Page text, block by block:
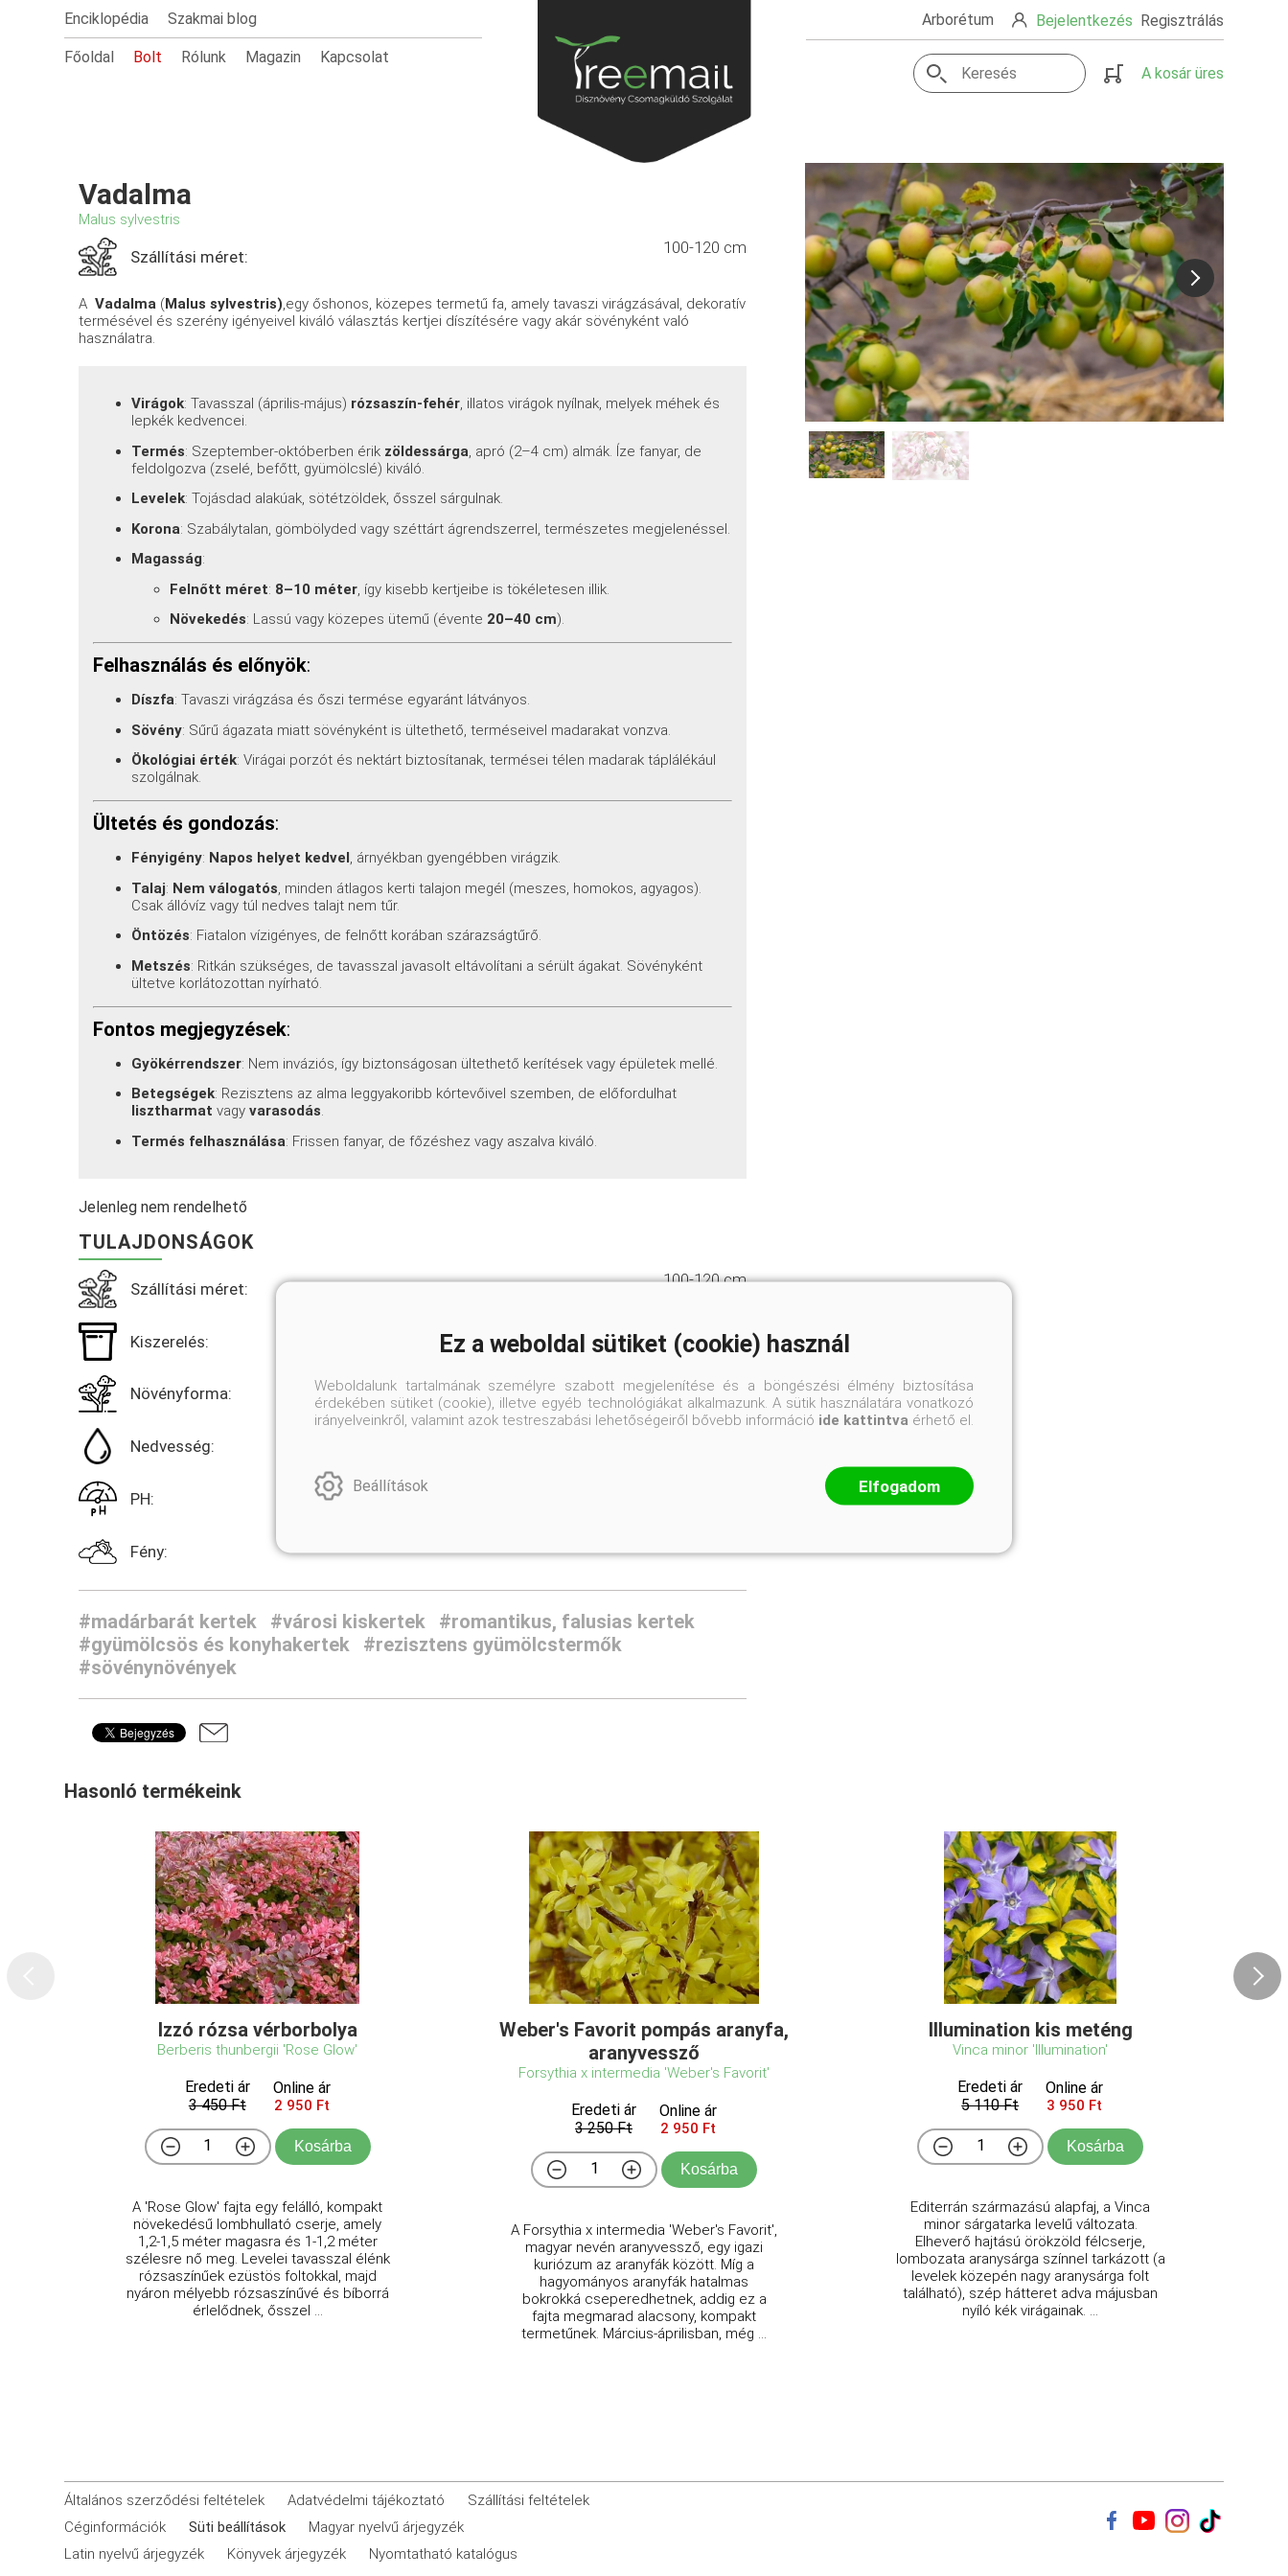
Enciklopédia Szakmai blog
Főoldal Bolt Rólunk Magazin Kapcsolat
Arborétum Bejelentkezés Regisztrálás
A kosár üres
Vadalma
Malus sylvestris
Szállítási méret: 100-120 cm
A Vadalma (Malus sylvestris),egy őshonos, közepes termetű fa, amely tavaszi virágzásával, dekoratív
termésével és szerény igényeivel kiváló választás kertjei díszítésére vagy akár sövényként való
használatra.
Virágok: Tavasszal (április-május) rózsaszín-fehér, illatos virágok nyílnak, melyek méhek és
lepkék kedvencei.
Termés: Szeptember-októberben érik zöldessárga , apró (2–4 cm) almák. Íze fanyar, de
feldolgozva (zselé, befőtt, gyümölcslé) kiváló.
Levelek: Tojásdad alakúak, sötétzöldek, ősszel sárgulnak.
Korona: Szabálytalan, gömbölyded vagy széttárt ágrendszerrel, természetes megjelenéssel.
Magasság:
Felnőtt méret: 8–10 méter , így kisebb kertjeibe is tökéletesen illik.
Növekedés: Lassú vagy közepes ütemű (évente 20–40 cm).
Felhasználás és előnyök:
Díszfa: Tavaszi virágzása és őszi termése egyaránt látványos.
Sövény: Sűrű ágazata miatt sövényként is ültethető, terméseivel madarakat vonzva.
Ökológiai érték: Virágai porzót és nektárt biztosítanak, termései télen madarak táplálékául
szolgálnak.
Ültetés és gondozás:
Fényigény: Napos helyet kedvel, árnyékban gyengébben virágzik.
Talaj: Nem válogatós , minden átlagos kerti talajon megél (meszes, homokos, agyagos).
Csak állóvíz vagy túl nedves talajt nem tűr.
Öntözés: Fiatalon vízigényes, de felnőtt korában szárazságtűrő.
Metszés: Ritkán szükséges, de tavasszal javasolt eltávolítani a sérült ágakat. Sövényként
ültetve korlátozottan nyírható.
Fontos megjegyzések:
Gyökérrendszer: Nem inváziós, így biztonságosan ültethető kerítések vagy épületek mellé.
Betegségek: Rezisztens az alma leggyakoribb kórtevőivel szemben, de előfordulhat
lisztharmat vagyvarasodás.
Termés felhasználása: Frissen fanyar, de főzéshez vagy aszalva kiváló.
Jelenleg nem rendelhető
TULAJDONSÁGOK
Szállítási méret: 100-120 cm
Kiszerelés: K2
Növényforma: Nyílt
Nedvesség:
PH:
Fény:
#madárbarát kertek #városi kiskertek
#romantikus, falusias kertek
#gyümölcsös és konyhakertek
#rezisztens gyümölcstermők
#sövénynövények
Hasonló termékeink
Izzó rózsa vérborbolya
Berberis thunbergii 'Rose Glow'
Eredeti ár
3 450 Ft
Online ár
2 950 Ft
Kosárba
A 'Rose Glow' fajta egy felálló, kompakt
növekedésű lombhullató cserje, amely
1,2-1,5 méter magasra és 1-1,2 méter
szélesre nő meg. Levelei tavasszal élénk
rózsaszínűek ezüstös foltokkal, majd
nyáron mélyebb rózsaszínűvé és bíborrá
érlelődnek, ősszel ...
Weber's Favorit pompás aranyfa,
aranyvessző
Forsythia x intermedia 'Weber's Favorit'
Eredeti ár
3 250 Ft
Online ár
2 950 Ft
Kosárba
A Forsythia x intermedia 'Weber's Favorit',
magyar nevén aranyvessző, egy igazi
kuriózum az aranyfák között. Míg a
hagyományos aranyfák hatalmas
bokrokká cseperedhetnek, addig ez a
fajta megmarad alacsony, kompakt
termetűnek. Március-áprilisban, még ...
Illumination kis meténg
Vinca minor 'Illumination'
Eredeti ár
5 110 Ft
Online ár
3 950 Ft
Kosárba
Editerrán származású alapfaj, a Vinca
minor sárgatarka levelű változata.
Elheverő hajtású örökzöld félcserje,
lombozata aranysárga színnel tarkázott (a
levelek közepén nagy aranysárga folt
található), szép hátteret adva májusban
nyíló kék virágainak. ...
Általános szerződési feltételek Adatvédelmi tájékoztató
Szállítási feltételek
Céginformációk
Süti beállítások
Magyar nyelvű árjegyzék
Latin nyelvű árjegyzék
Könyvek árjegyzék Nyomtatható katalógus
Ez a weboldal sütiket (cookie) használ
Weboldalunk tartalmának személyre szabott megjelenítése és a böngészési élmény biztosítása
érdekében sütiket (cookie), illetve egyéb technológiákat alkalmazunk. A sütik használatára vonatkozó
irányelveinkről, valamint azok testreszabási lehetőségeiről bővebb információ ide kattintva érhető el.
Beállítások Elfogadom